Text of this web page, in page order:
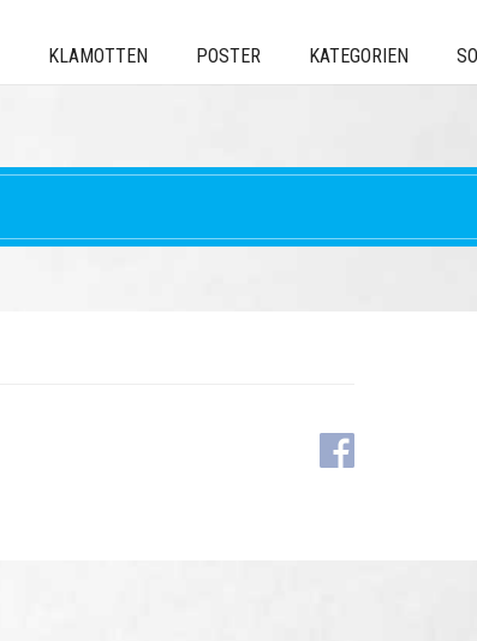
KLAMOTTEN POSTER KATEGORIEN